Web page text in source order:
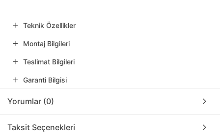
Teknik Özellikler
Montaj Bilgileri
Teslimat Bilgileri
Garanti Bilgisi
Yorumlar (0)
Taksit Seçenekleri